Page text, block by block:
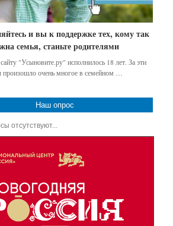
и вы к поддержке тех, кому так
семья, станьте родителями
"Усыновите.ру" исполнилось 18 лет. За эти
произошло очень многое в семейном …
Наш опрос
отсутствуют...